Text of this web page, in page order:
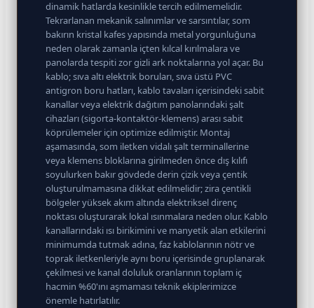
dinamik hatlarda kesinlikle tercih edilmemelidir.
Tekrarlanan mekanik salınımlar ve sarsıntılar, som
bakırın kristal kafes yapısında metal yorgunluğuna
neden olarak zamanla içten kılcal kırılmalara ve
panolarda tespiti zor gizli ark noktalarına yol açar. Bu
kablo; sıva altı elektrik boruları, sıva üstü PVC
antigron boru hatları, kablo tavaları içerisindeki sabit
kanallar veya elektrik dağıtım panolarındaki şalt
cihazları (sigorta-kontaktör-klemens) arası sabit
köprülemeler için optimize edilmiştir. Montaj
aşamasında, som iletken vidalı şalt terminallerine
veya klemens bloklarına girilmeden önce dış kılıfı
soyulurken bakır gövdede derin çizik veya çentik
oluşturulmamasına dikkat edilmelidir; zira çentikli
bölgeler yüksek akım altında elektriksel direnç
noktası oluşturarak lokal ısınmalara neden olur. Kablo
kanallarındaki ısı birikimini ve manyetik alan etkilerini
minimumda tutmak adına, faz kablolarının nötr ve
toprak iletkenleriyle aynı boru içerisinde gruplanarak
çekilmesi ve kanal doluluk oranlarının toplam iç
hacmin %60'ını aşmaması teknik ekiplerimizce
önemle hatırlatılır.